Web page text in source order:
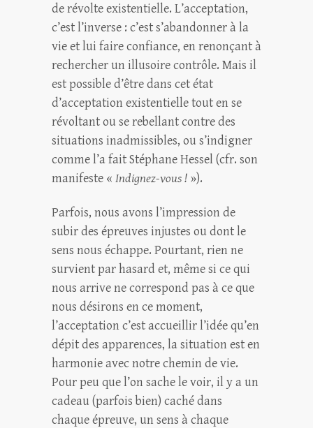
de révolte existentielle. L’acceptation,
c’est l’inverse : c’est s’abandonner à la
vie et lui faire confiance, en renonçant à
rechercher un illusoire contrôle. Mais il
est possible d’être dans cet état
d’acceptation existentielle tout en se
révoltant ou se rebellant contre des
situations inadmissibles, ou s’indigner
comme l’a fait Stéphane Hessel (cfr. son
manifeste « Indignez-vous ! »).
Parfois, nous avons l’impression de
subir des épreuves injustes ou dont le
sens nous échappe. Pourtant, rien ne
survient par hasard et, même si ce qui
nous arrive ne correspond pas à ce que
nous désirons en ce moment,
l’acceptation c’est accueillir l’idée qu’en
dépit des apparences, la situation est en
harmonie avec notre chemin de vie.
Pour peu que l’on sache le voir, il y a un
cadeau (parfois bien) caché dans
chaque épreuve, un sens à chaque